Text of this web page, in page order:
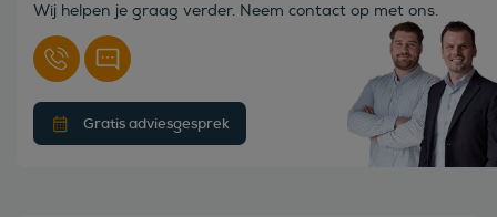
Wij helpen je graag verder. Neem contact op met ons.
Gratis adviesgesprek